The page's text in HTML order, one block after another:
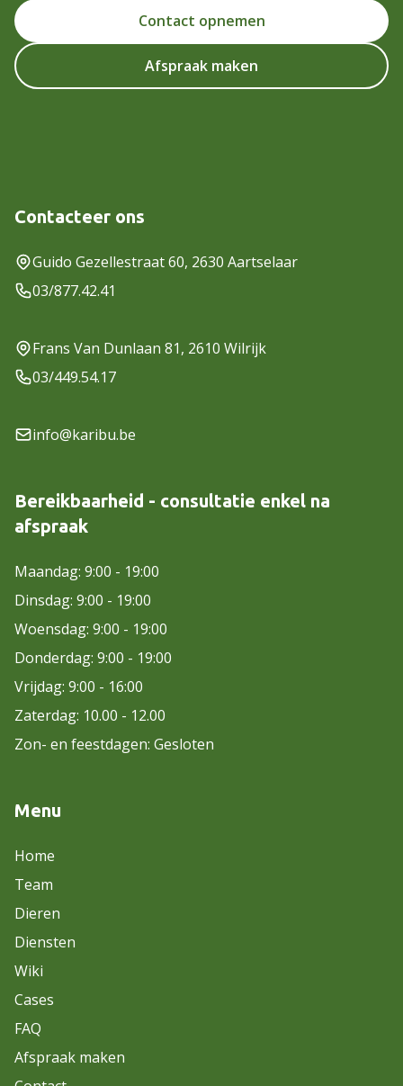
Contact opnemen
Afspraak maken
Contacteer ons
Guido Gezellestraat 60, 2630 Aartselaar
03/877.42.41
Frans Van Dunlaan 81, 2610 Wilrijk
03/449.54.17
info@karibu.be
Bereikbaarheid - consultatie enkel na
afspraak
Maandag: 9:00 - 19:00
Dinsdag: 9:00 - 19:00
Woensdag: 9:00 - 19:00
Donderdag: 9:00 - 19:00
Vrijdag: 9:00 - 16:00
Zaterdag: 10.00 - 12.00
Zon- en feestdagen: Gesloten
Menu
Home
Team
Dieren
Diensten
Wiki
Cases
FAQ
Afspraak maken